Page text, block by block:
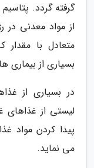
گرفته گردد.
از مواد معدنی در
متعادل با مقدار
بسیاری از بیماری
در بسیاری از
لیستی از غذاهای
پیدا کردن مواد
می نماید.